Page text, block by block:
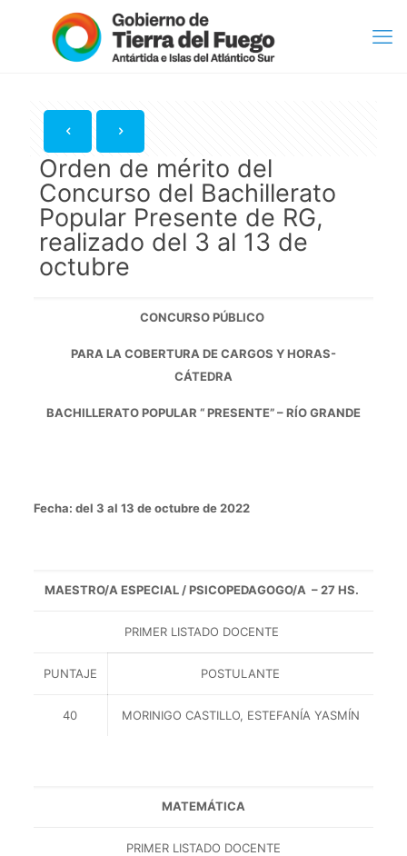
Orden de mérito del
Concurso del Bachillerato
Popular Presente de RG,
realizado del 3 al 13 de
octubre
CONCURSO PÚBLICO
PARA LA COBERTURA DE CARGOS Y HORAS-
CÁTEDRA
BACHILLERATO POPULAR “ PRESENTE” – RÍO GRANDE
Fecha: del 3 al 13 de octubre de 2022
MAESTRO/A ESPECIAL / PSICOPEDAGOGO/A – 27 HS.
PRIMER LISTADO DOCENTE
PUNTAJE POSTULANTE
40 MORINIGO CASTILLO, ESTEFANÍA YASMÍN
MATEMÁTICA
PRIMER LISTADO DOCENTE